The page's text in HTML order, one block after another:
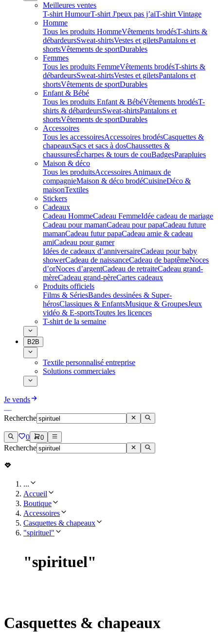
Meilleures ventes
T-shirt HumourT-shirt J'peux pas j’aiT-shirt Vintage
Homme
Tous les produits HommeVêtements brodésT-shirts &
débardeursSweat-shirtsVestes et giletsPantalons et
shortsVêtements de sportDurables
Femmes
Tous les produits FemmeVêtements brodésT-shirts &
débardeursSweat-shirtsVestes et giletsPantalons et
shortsVêtements de sportDurables
Enfant & Bébé
Tous les produits Enfant & BébéVêtements brodésT-
shirts & débardeursSweat-shirtsPantalons et
shortsVêtements de sportDurables
Accessoires
Tous les accessoiresAccessoires brodésCasquettes &
chapeauxSacs et sacs à dosChaussettes &
chaussuresÉcharpes & tours de couBadgesParapluies
Maison & déco
Tous les produitsAccessoires Animaux de
compagnieMaison & déco brodéCuisineDéco &
maisonTextiles
Stickers
Cadeaux
Cadeau HommeCadeau FemmeIdée cadeau de mariage​
Cadeau pour mamanCadeau pour papaCadeau future
mamanCadeau futur papaCadeau amie & cadeau
amiCadeau pour gamer
Idées de cadeaux d’anniversaireCadeau pour baby
showerCadeau de naissanceCadeau de baptêmeNoces
d’orNoces d’argentCadeau de retraiteCadeau grand-
mèreCadeau grand-pèreCartes cadeaux
Produits officiels
Films & SériesBandes dessinées & Super-
hérosClassiques & EnfantsMusique & GroupesJeux
vidéo & E-sportsToutes les licences
T-shirt de la semaine
B2B
Textile personnalisé entreprise
Solutions commerciales
Je vends
Recherche
0 0
Recherche
...
Accueil
Boutique
Accessoires
Casquettes & chapeaux
"spirituel"
"spirituel"
Casquettes & chapeaux